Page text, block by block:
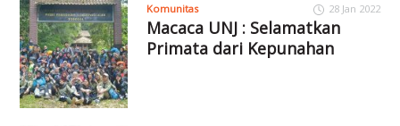
Komunitas 28 Jan 2022
Macaca UNJ : Selamatkan
Primata dari Kepunahan